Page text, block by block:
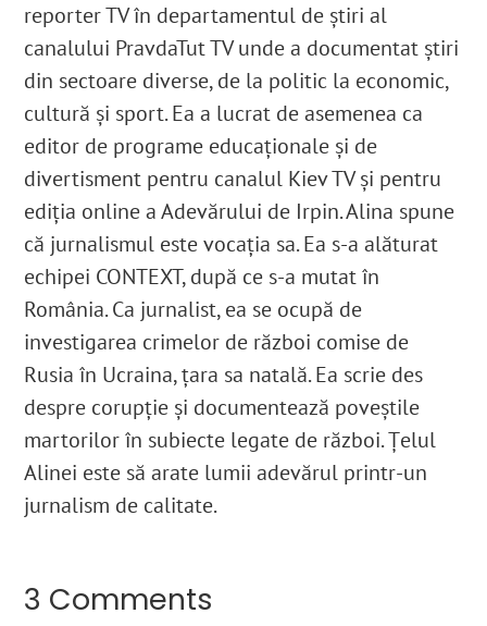
reporter TV în departamentul de știri al
canalului PravdaTut TV unde a documentat știri
din sectoare diverse, de la politic la economic,
cultură și sport. Ea a lucrat de asemenea ca
editor de programe educaționale și de
divertisment pentru canalul Kiev TV și pentru
ediția online a Adevărului de Irpin. Alina spune
că jurnalismul este vocația sa. Ea s-a alăturat
echipei CONTEXT, după ce s-a mutat în
România. Ca jurnalist, ea se ocupă de
investigarea crimelor de război comise de
Rusia în Ucraina, țara sa natală. Ea scrie des
despre corupție și documentează poveștile
martorilor în subiecte legate de război. Țelul
Alinei este să arate lumii adevărul printr-un
jurnalism de calitate.
3 Comments